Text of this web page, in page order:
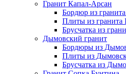
Гранит Капал-Арсан
Бордюр из
Плиты из гранита
Брусчатка из
Дымовский гранит
Бордюры из
Плиты из
Брусчатка из